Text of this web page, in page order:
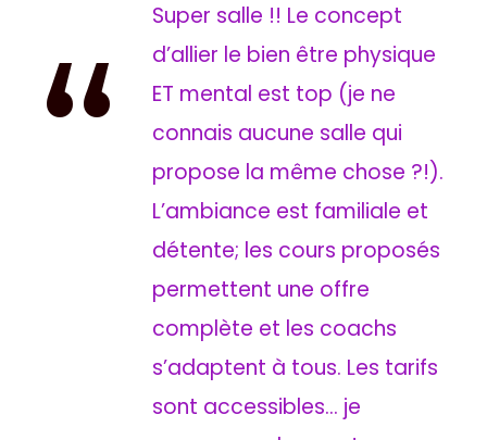
“
Super salle !! Le concept
d’allier le bien être physique
ET mental est top (je ne
connais aucune salle qui
propose la même chose ?!).
L’ambiance est familiale et
détente; les cours proposés
permettent une offre
complète et les coachs
s’adaptent à tous. Les tarifs
sont accessibles… je